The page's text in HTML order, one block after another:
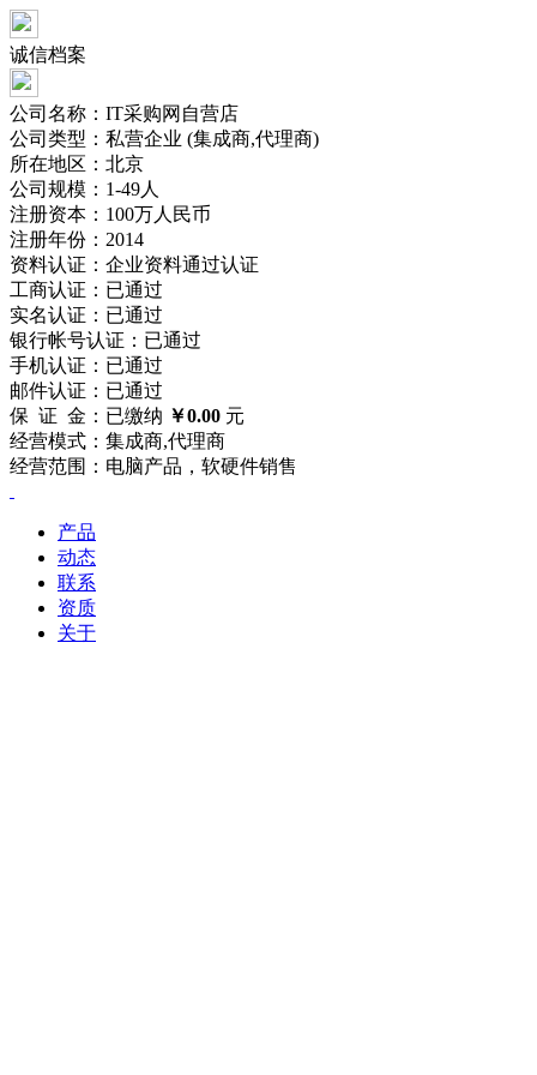
诚信档案
公司名称：IT采购网自营店
公司类型：私营企业 (集成商,代理商)
所在地区：北京
公司规模：1-49人
注册资本：100万人民币
注册年份：2014
资料认证：企业资料通过认证
工商认证： 已通过
实名认证： 已通过
银行帐号认证： 已通过
手机认证： 已通过
邮件认证： 已通过
保 证 金：已缴纳 ￥0.00 元
经营模式：集成商,代理商
经营范围：电脑产品，软硬件销售
产品
动态
联系
资质
关于